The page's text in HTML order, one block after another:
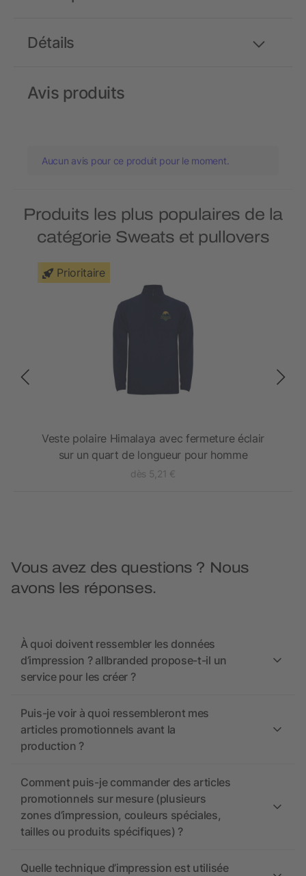
Détails
Avis produits
Aucun avis pour ce produit pour le moment.
Produits les plus populaires de la
catégorie Sweats et pullovers
Prioritaire
Veste polaire Himalaya avec fermeture éclair
sur un quart de longueur pour homme
dès 5,21 €
Vous avez des questions ? Nous
avons les réponses.
À quoi doivent ressembler les données
d’impression ? allbranded propose-t-il un
service pour les créer ?
Puis-je voir à quoi ressembleront mes
articles promotionnels avant la
production ?
Comment puis-je commander des articles
promotionnels sur mesure (plusieurs
zones d’impression, couleurs spéciales,
tailles ou produits spécifiques) ?
Quelle technique d’impression est utilisée